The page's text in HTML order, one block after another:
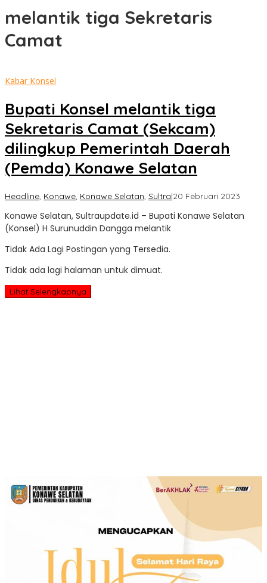
melantik tiga Sekretaris
Camat
Kabar Konsel
Bupati Konsel melantik tiga
Sekretaris Camat (Sekcam)
dilingkup Pemerintah Daerah
(Pemda) Konawe Selatan
Headline, Konawe, Konawe Selatan, Sultra|20 Februari 2023
Konawe Selatan, Sultraupdate.id – Bupati Konawe Selatan
(Konsel) H Surunuddin Dangga melantik
Tidak Ada Lagi Postingan yang Tersedia.
Tidak ada lagi halaman untuk dimuat.
Lihat Selengkapnya